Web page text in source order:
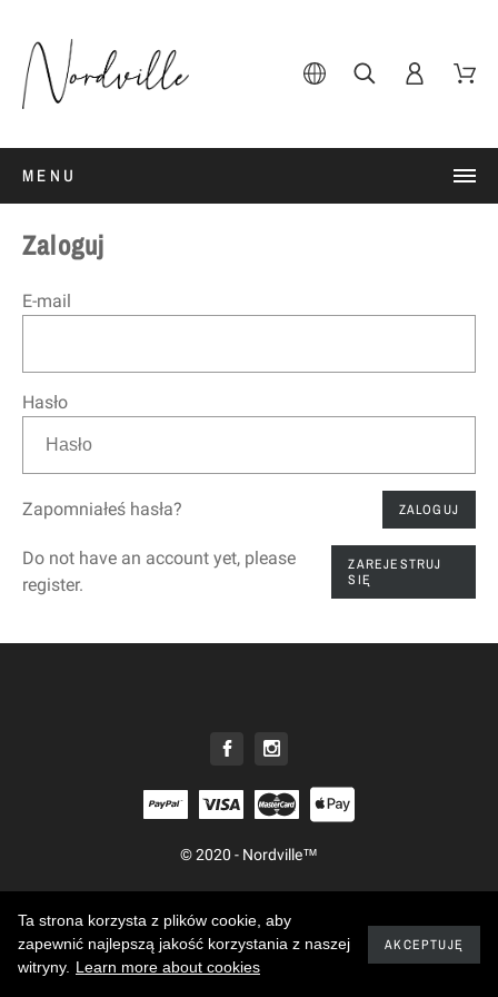
MENU
Zaloguj
E-mail
Hasło
Zapomniałeś hasła? ZALOGUJ
Do not have an account yet, please
register.
ZAREJESTRUJ
SIĘ
© 2020 - Nordville™
Ta strona korzysta z plików cookie, aby
zapewnić najlepszą jakość korzystania z naszej
witryny. Learn more about cookies
AKCEPTUJĘ